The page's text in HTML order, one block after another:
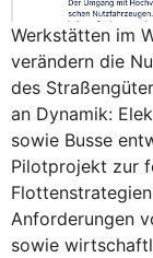
Werkstätten im
verändern die
des
an Dynamik:
sowie Busse
Pilotprojekt zur
Anforderungen
sowie